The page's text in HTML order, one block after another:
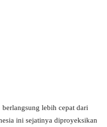
lebih cepat dari
ini sejatinya diproyeksikan